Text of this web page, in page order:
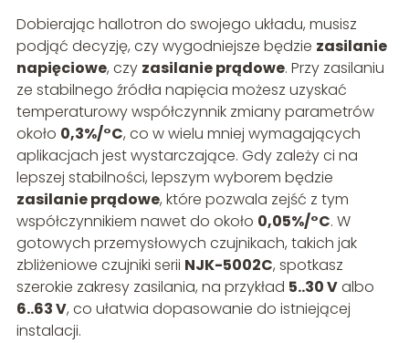
Dobierając hallotron do swojego układu, musisz
podjąć decyzję, czy wygodniejsze będzie zasilanie
napięciowe, czy zasilanie prądowe. Przy zasilaniu
ze stabilnego źródła napięcia możesz uzyskać
temperaturowy współczynnik zmiany parametrów
około 0,3%/°C, co w wielu mniej wymagających
aplikacjach jest wystarczające. Gdy zależy ci na
lepszej stabilności, lepszym wyborem będzie
zasilanie prądowe, które pozwala zejść z tym
współczynnikiem nawet do około 0,05%/°C. W
gotowych przemysłowych czujnikach, takich jak
zbliżeniowe czujniki serii NJK-5002C, spotkasz
szerokie zakresy zasilania, na przykład 5..30 Valbo
6..63 V, co ułatwia dopasowanie do istniejącej
instalacji.